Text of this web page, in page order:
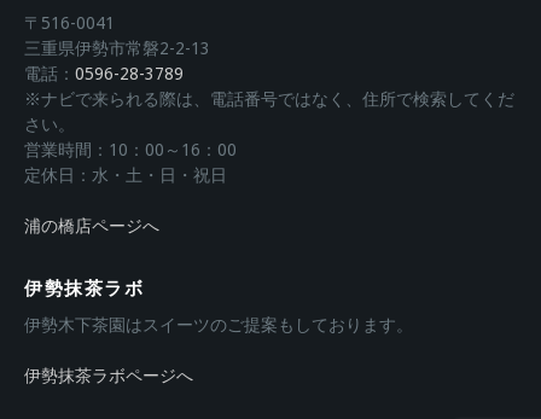
〒516-0041
三重県伊勢市常磐2-2-13
電話： 0596-28-3789
※ナビで来られる際は、電話番号ではなく、住所で検索してくだ
さい。
営業時間：10：00～16：00
定休日：水・土・日・祝日
浦の橋店ページへ
伊勢抹茶ラボ
伊勢木下茶園はスイーツのご提案もしております。
伊勢抹茶ラボページへ